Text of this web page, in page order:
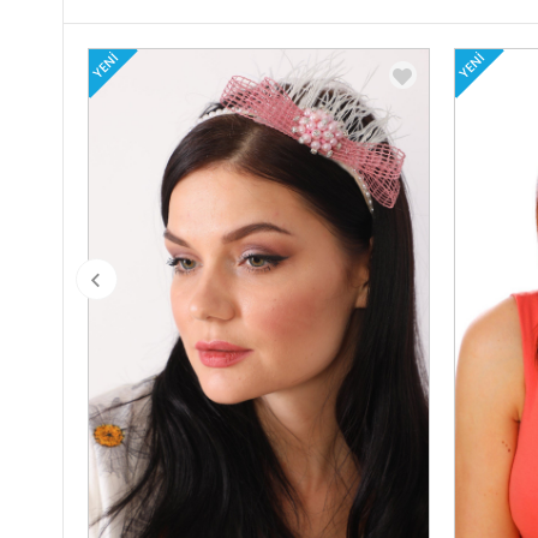
YENI YENI